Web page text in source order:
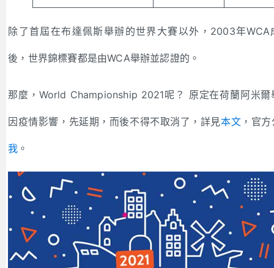
除了首屆在布達佩斯舉辦的世界大賽以外，2003年WCA
後，世界錦標賽都是由WCA舉辦並認證的。
那麼，World Championship 2021呢？ 原定在荷蘭阿米爾
因疫情影響，先延期，而後不得不取消了，詳見本文 ，官
我 。